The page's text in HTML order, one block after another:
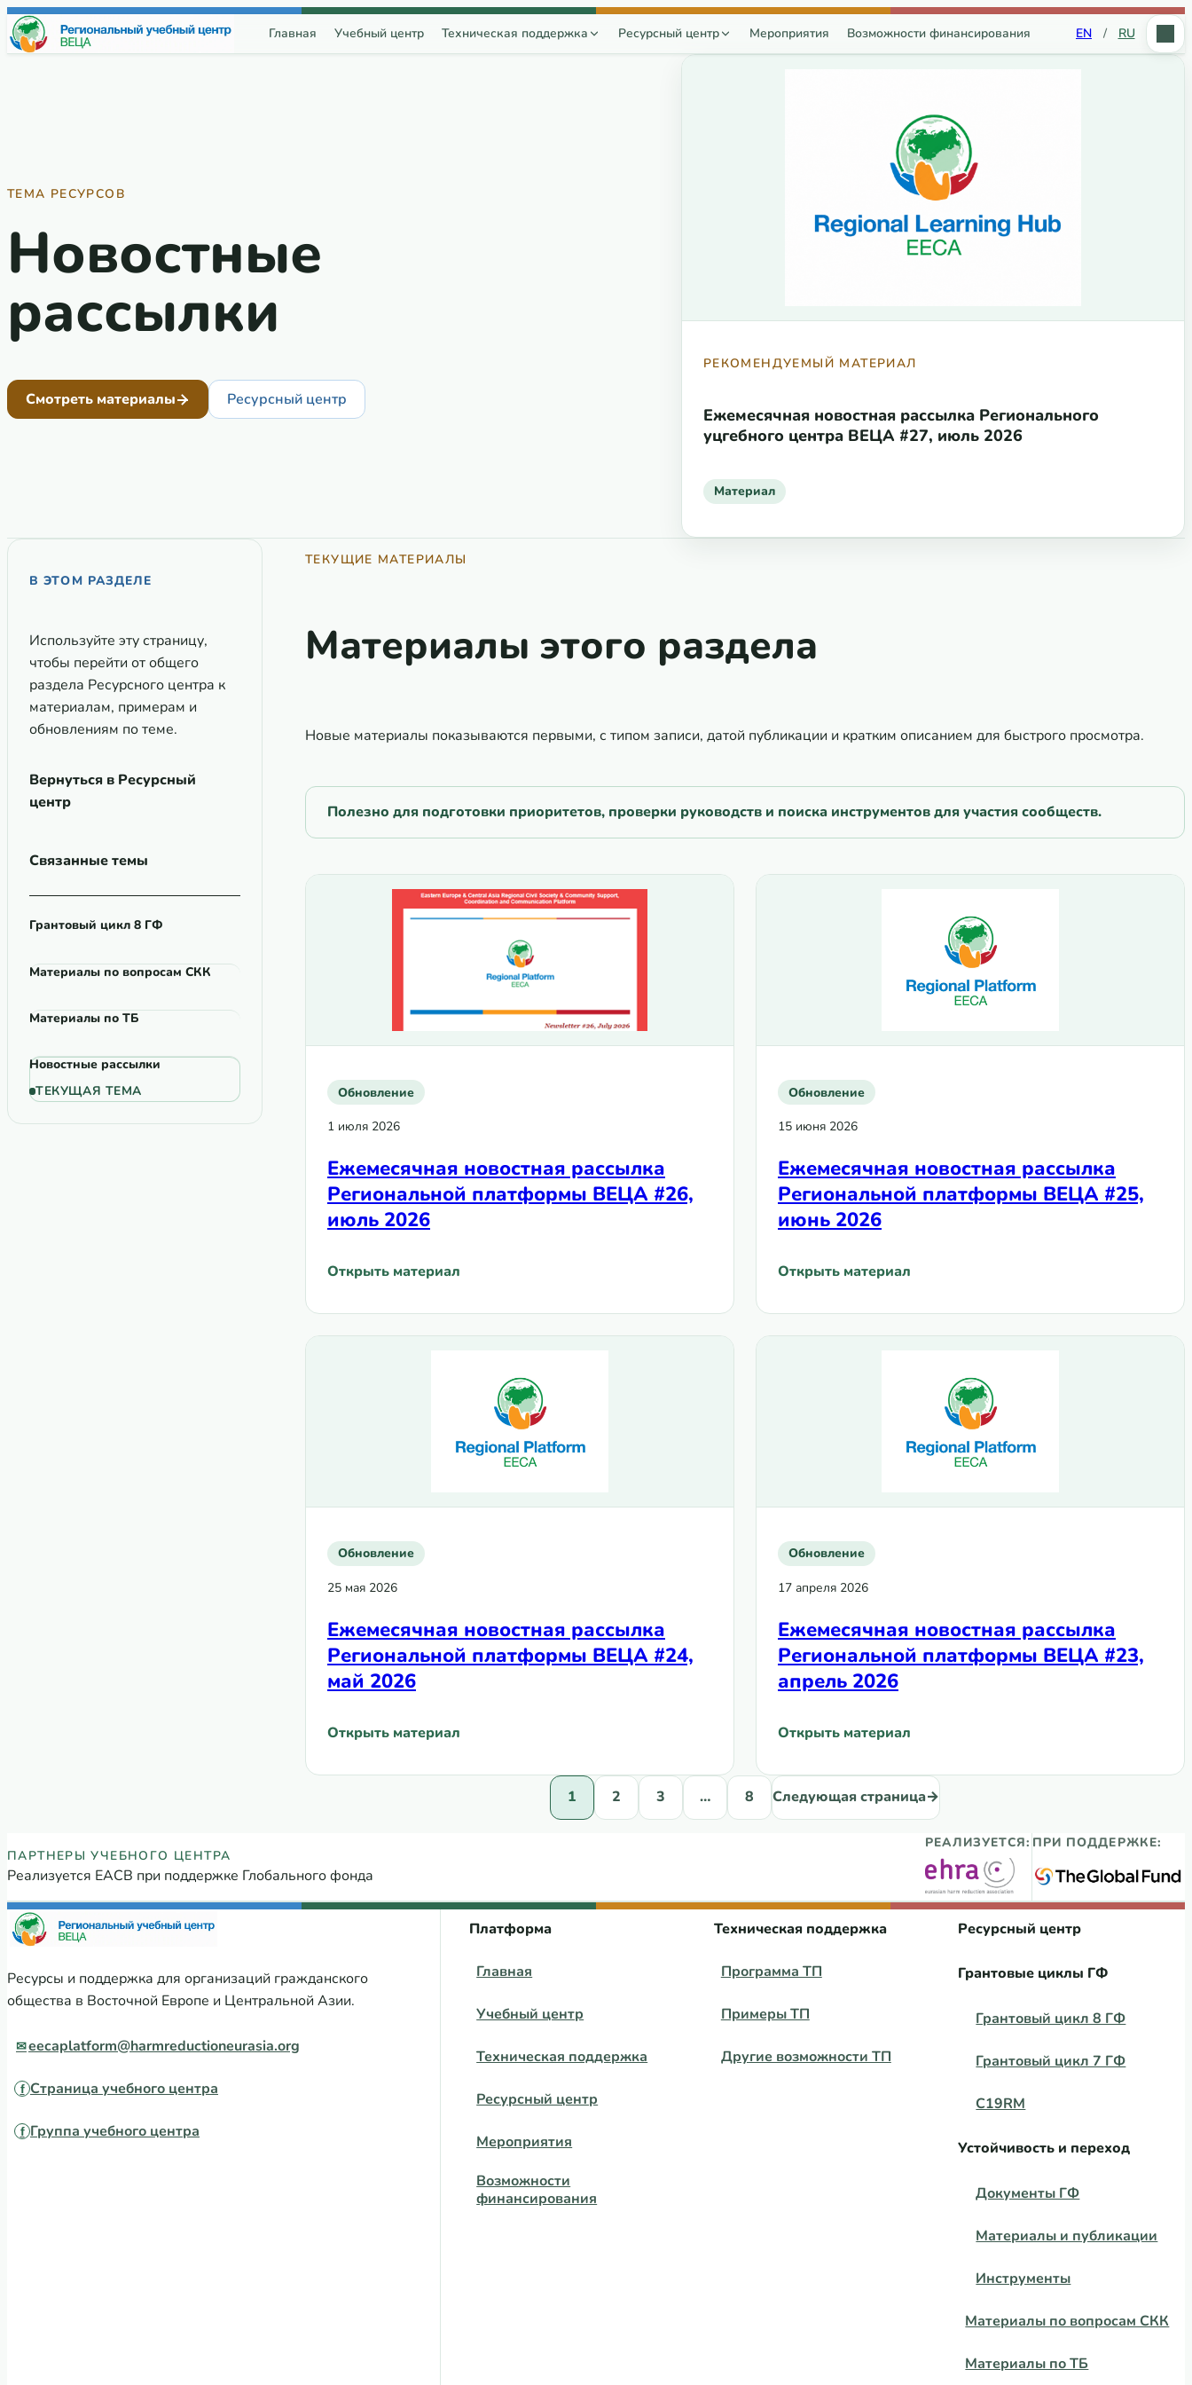
Перейти к содержимому
Главная Учебный центр Техническая поддержка Ресурсный центр Мероприятия Возможности финансирования EN / RU
ТЕМА РЕСУРСОВ
Новостные
рассылки
Смотреть материалы Ресурсный центр
РЕКОМЕНДУЕМЫЙ МАТЕРИАЛ
Ежемесячная новостная рассылка Регионального
уцгебного центра ВЕЦА #27, июль 2026
Материал
В ЭТОМ РАЗДЕЛЕ
Используйте эту страницу,
чтобы перейти от общего
раздела Ресурсного центра к
материалам, примерам и
обновлениям по теме.
Вернуться в Ресурсный
центр
Связанные темы
Грантовый цикл 8 ГФ
Материалы по вопросам СКК
Материалы по ТБ
Новостные рассылки
ТЕКУЩАЯ ТЕМА
ТЕКУЩИЕ МАТЕРИАЛЫ
Материалы этого раздела
Новые материалы показываются первыми, с типом записи, датой публикации и кратким описанием для быстрого просмотра.
Полезно для подготовки приоритетов, проверки руководств и поиска инструментов для участия сообществ.
Обновление
1 июля 2026
Ежемесячная новостная рассылка
Региональной платформы ВЕЦА #26,
июль 2026
Открыть материал
: Ежемесячная новостная рассылка Региональной платформы ВЕЦА #26, июль 2026
Обновление
15 июня 2026
Ежемесячная новостная рассылка
Региональной платформы ВЕЦА #25,
июнь 2026
Открыть материал
: Ежемесячная новостная рассылка Региональной
Обновление
25 мая 2026
Ежемесячная новостная рассылка
Региональной платформы ВЕЦА #24,
май 2026
Открыть материал
: Ежемесячная новостная рассылка Региональной платформы ВЕЦА #24, май 2026
Обновление
17 апреля 2026
Ежемесячная новостная рассылка
Региональной платформы ВЕЦА #23,
апрель 2026
Открыть материал
: Ежемесячная новостная рассылка Региональной
1 2 3 … 8 Следующая страница→
Партнеры Регионального учебного центра ВЕЦА
ПАРТНЕРЫ УЧЕБНОГО ЦЕНТРА
Реализуется ЕАСВ при поддержке Глобального фонда
РЕАЛИЗУЕТСЯ: ПРИ ПОДДЕРЖКЕ:
Ресурсы и поддержка для организаций гражданского
общества в Восточной Европе и Центральной Азии.
eecaplatform@harmreductioneurasia.org
Страница учебного центра
Группа учебного центра
Платформа
Главная
Учебный центр
Техническая поддержка
Ресурсный центр
Мероприятия
Возможности
финансирования
Техническая поддержка
Программа ТП
Примеры ТП
Другие возможности ТП
Ресурсный центр
Грантовые циклы ГФ
Грантовый цикл 8 ГФ
Грантовый цикл 7 ГФ
C19RM
Устойчивость и переход
Документы ГФ
Материалы и публикации
Инструменты
Материалы по вопросам СКК
Материалы по ТБ